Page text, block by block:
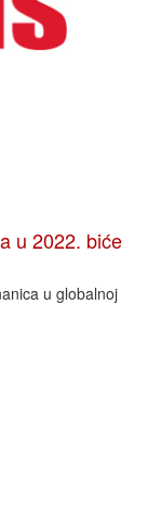
u 2022. biće
u globalnoj